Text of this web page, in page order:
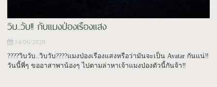
วิบ..วับ!! กับแมงป่องเรืองแสง
14/06/2020
????วิบวับ..วิบวับ????แมงป่องเรืองแสงหรือว่ามันจะเป็น Avatar กันแน่‼️
วันนี้พี่ๆ ขออาสาพาน้องๆ ไปตามล่าหาเจ้าแมงป่องตัวนี้กันจ้า‼️